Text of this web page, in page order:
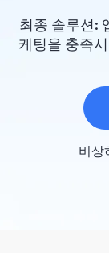
최종 솔루션:
케팅을 충족
비상